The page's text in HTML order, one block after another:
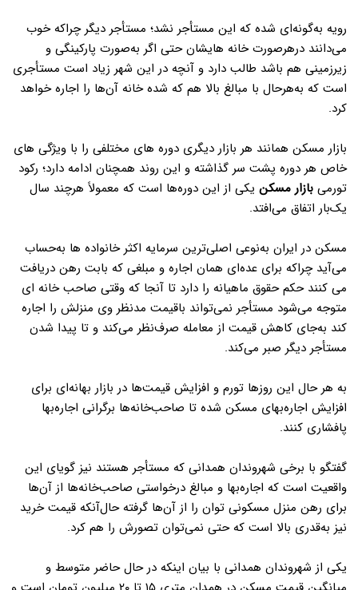
رویه به‌گونه‌ای شده که این مستأجر نشد؛ مستأجر دیگر چراکه خوب
می‌دانند درهرصورت خانه هایشان حتی اگر به‌صورت پارکینگی و
زیرزمینی هم باشد طالب دارد و آنچه در این شهر زیاد است مستأجری
است که به‌هرحال با مبالغ بالا هم که شده خانه آن‌ها را اجاره خواهد
کرد.
بازار مسکن همانند هر بازار دیگری دوره های مختلفی را با ویژگی های
خاص هر دوره پشت سر گذاشته و این روند همچنان ادامه دارد؛ رکود
تورمی بازار مسکن یکی از این دوره‌ها است که معمولاً هرچند سال
یک‌بار اتفاق می‌افتد.
مسکن در ایران به‌نوعی اصلی‌ترین سرمایه اکثر خانواده ها به‌حساب
می‌آید چراکه برای عده‌ای همان اجاره و مبلغی که بابت رهن دریافت
می کنند حکم حقوق ماهیانه را دارد تا آنجا که وقتی صاحب خانه ای
متوجه می‌شود مستأجر نمی‌تواند باقیمت مدنظر وی منزلش را اجاره
کند به‌جای کاهش قیمت از معامله صرف‌نظر می‌کند و تا پیدا شدن
مستأجر دیگر صبر می‌کند.
به هر حال این روزها تورم و افزایش قیمت‌ها در بازار بهانه‌ای برای
افزایش اجاره‌بهای مسکن شده تا صاحب‌خانه‌ها برگرانی اجاره‌بها
پافشاری کنند.
گفتگو با برخی شهروندان همدانی که مستأجر هستند نیز گویای این
واقعیت است که اجاره‌بها و مبالغ درخواستی صاحب‌خانه‌ها از آن‌ها
برای رهن منزل مسکونی توان را از آن‌ها گرفته حال‌آنکه قیمت خرید
نیز به‌قدری بالا است که حتی نمی‌توان تصورش را هم کرد.
یکی از شهروندان همدانی با بیان اینکه در حال حاضر متوسط و